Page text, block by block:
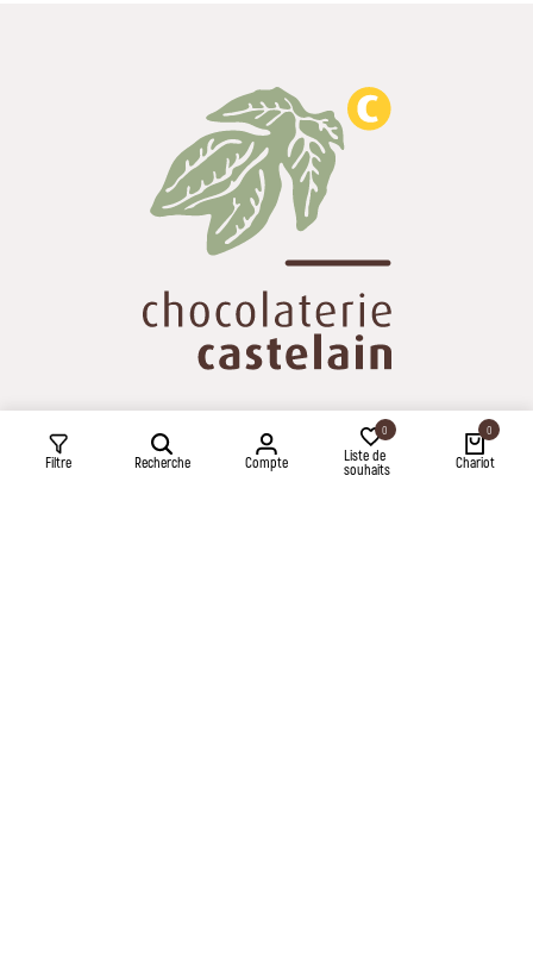
Filtre Recherche Compte
0
Liste de
souhaits
0
Chariot